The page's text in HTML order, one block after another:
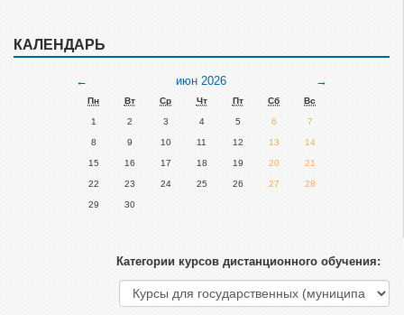
Пропустить
Навигация
Пропустить
Календарь
КАЛЕНДАРЬ
←
месяц
июн 2026
Следующий
месяц
→
Пн Вт Ср Чт Пт Сб Вс
1 2 3 4 5 6 7
8 9 10 11 12 13 14
15 16 17 18 19 20 21
22 23 24 25 26 27 28
29 30
Категории курсов дистанционного обучения: